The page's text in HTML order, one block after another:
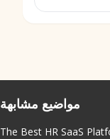
مواضيع مشابهة
The Best HR SaaS